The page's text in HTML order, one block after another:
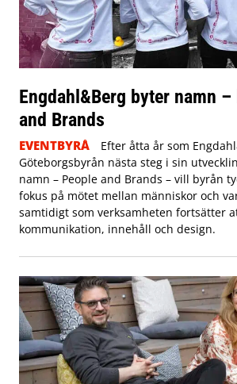
Engdahl&Berg byter namn
and Brands
EVENTBYRÅ
Efter åtta år som
Göteborgsbyrån nästa steg i sin
namn – People and Brands – vill byrån
fokus på mötet mellan människor och
samtidigt som verksamheten fortsätter
kommunikation, innehåll och design.